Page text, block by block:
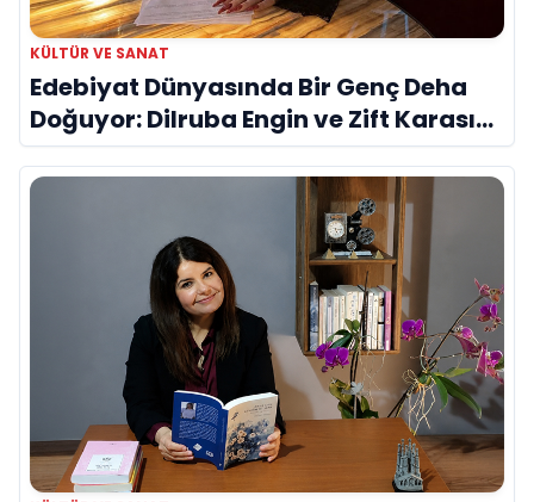
KÜLTÜR VE SANAT
Edebiyat Dünyasında Bir Genç Deha
Doğuyor: Dilruba Engin ve Zift Karası
Evreni ‘AVENOİR’